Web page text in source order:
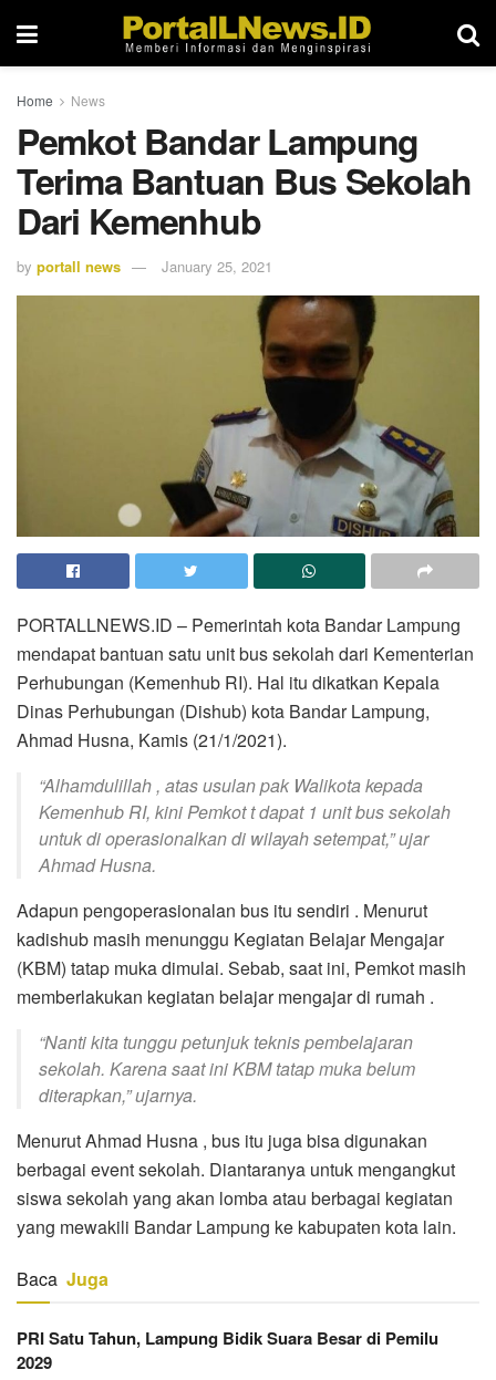
Home News
Pemkot Bandar Lampung
Terima Bantuan Bus Sekolah
Dari Kemenhub
by portall news January 25, 2021
PORTALLNEWS.ID – Pemerintah kota Bandar Lampung
mendapat bantuan satu unit bus sekolah dari Kementerian
Perhubungan (Kemenhub RI). Hal itu dikatkan Kepala
Dinas Perhubungan (Dishub) kota Bandar Lampung,
Ahmad Husna, Kamis (21/1/2021).
“Alhamdulillah , atas usulan pak Walikota kepada
Kemenhub RI, kini Pemkot t dapat 1 unit bus sekolah
untuk di operasionalkan di wilayah setempat,” ujar
Ahmad Husna.
Adapun pengoperasionalan bus itu sendiri . Menurut
kadishub masih menunggu Kegiatan Belajar Mengajar
(KBM) tatap muka dimulai. Sebab, saat ini, Pemkot masih
memberlakukan kegiatan belajar mengajar di rumah .
“Nanti kita tunggu petunjuk teknis pembelajaran
sekolah. Karena saat ini KBM tatap muka belum
diterapkan,” ujarnya.
Menurut Ahmad Husna , bus itu juga bisa digunakan
berbagai event sekolah. Diantaranya untuk mengangkut
siswa sekolah yang akan lomba atau berbagai kegiatan
yang mewakili Bandar Lampung ke kabupaten kota lain.
Baca Juga
PRI Satu Tahun, Lampung Bidik Suara Besar di Pemilu
2029